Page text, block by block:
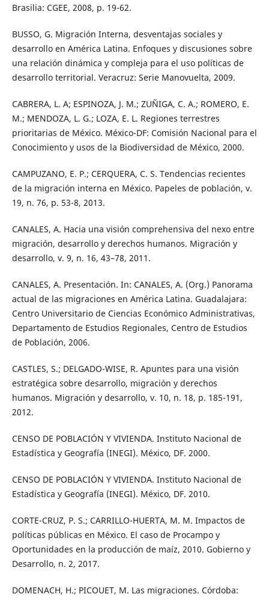
Brasilia: CGEE, 2008, p. 19-62.
BUSSO, G. Migración Interna, desventajas sociales y
desarrollo en América Latina. Enfoques y discusiones sobre
una relación dinámica y compleja para el uso políticas de
desarrollo territorial. Veracruz: Serie Manovuelta, 2009.
CABRERA, L. A; ESPINOZA, J. M.; ZUÑIGA, C. A.; ROMERO, E.
M.; MENDOZA, L. G.; LOZA, E. L. Regiones terrestres
prioritarias de México. México-DF: Comisión Nacional para el
Conocimiento y usos de la Biodiversidad de México, 2000.
CAMPUZANO, E. P.; CERQUERA, C. S. Tendencias recientes
de la migración interna en México. Papeles de población, v.
19, n. 76, p. 53-8, 2013.
CANALES, A. Hacia una visión comprehensiva del nexo entre
migración, desarrollo y derechos humanos. Migración y
desarrollo, v. 9, n. 16, 43–78, 2011.
CANALES, A. Presentación. In: CANALES, A. (Org.) Panorama
actual de las migraciones en América Latina. Guadalajara:
Centro Universitario de Ciencias Económico Administrativas,
Departamento de Estudios Regionales, Centro de Estudios
de Población, 2006.
CASTLES, S.; DELGADO-WISE, R. Apuntes para una visión
estratégica sobre desarrollo, migración y derechos
humanos. Migración y desarrollo, v. 10, n. 18, p. 185-191,
2012.
CENSO DE POBLACIÓN Y VIVIENDA. Instituto Nacional de
Estadística y Geografía (INEGI). México, DF. 2000.
CENSO DE POBLACIÓN Y VIVIENDA. Instituto Nacional de
Estadística y Geografía (INEGI). México, DF. 2010.
CORTE-CRUZ, P. S.; CARRILLO-HUERTA, M. M. Impactos de
políticas públicas en México. El caso de Procampo y
Oportunidades en la producción de maíz, 2010. Gobierno y
Desarrollo, n. 2, 2017.
DOMENACH, H.; PICOUET, M. Las migraciones. Córdoba: